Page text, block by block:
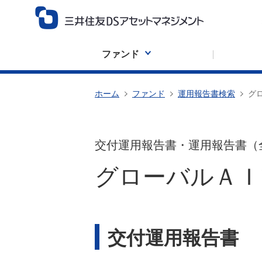
ファンド
ホーム ファンド 運用報告書検索 グ
交付運用報告書・運用報告書（
グローバルＡ
交付運用報告書